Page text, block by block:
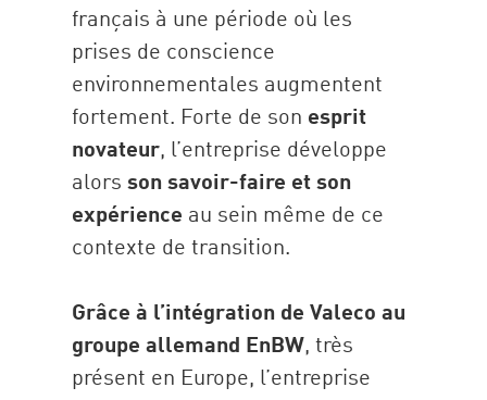
français à une période où les
prises de conscience
environnementales augmentent
fortement. Forte de son esprit
novateur, l’entreprise développe
alors son savoir-faire et son
expérience au sein même de ce
contexte de transition.
Grâce à l’intégration de Valeco au
groupe allemand EnBW, très
présent en Europe, l’entreprise